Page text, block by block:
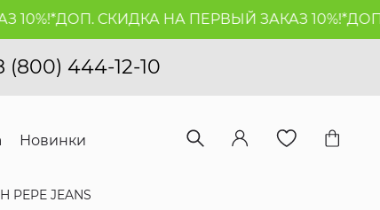
ДОП. СКИДКА НА ПЕРВЫЙ ЗАКАЗ 10%!*ДОП.
(800) 444-12-10
Новинки
JEANS